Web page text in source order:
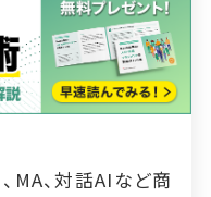
MA、対話AIなど商